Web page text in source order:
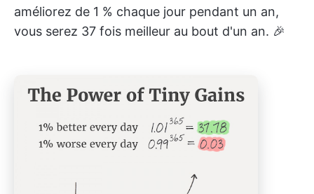
améliorez de 1 % chaque jour pendant un an,
vous serez 37 fois meilleur au bout d'un an. 🎉